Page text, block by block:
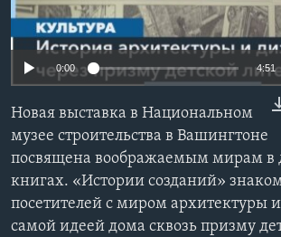
Learning English
СОЦИАЛЬНЫЕ СЕТИ
Языки
0:00 4:51
Новая выставка в Национальном
музее строительства в Вашингтоне
посвящена воображаемым мирам в
книгах. «Истории созданий»
посетителей с миром архитектуры
самой идеей дома сквозь призму